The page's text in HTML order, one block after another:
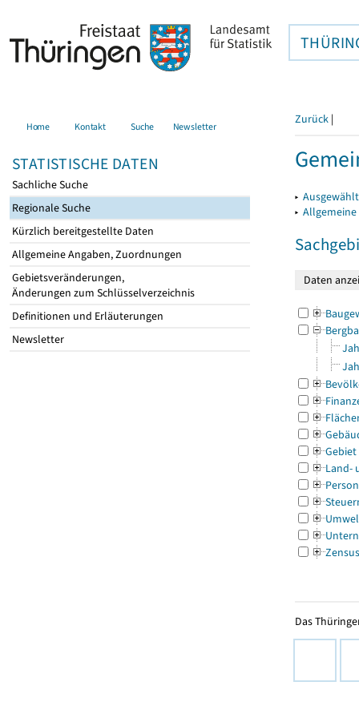
Home Kontakt Suche Newsletter
STATISTISCHE DATEN
Sachliche Suche
Regionale Suche
Kürzlich bereitgestellte Daten
Allgemeine Angaben, Zuordnungen
Gebietsveränderungen,
Änderungen zum Schlüsselverzeichnis
Definitionen und Erläuterungen
Newsletter
Zurück |
▸
▸
Gebiet
Land-
Zensus
Das